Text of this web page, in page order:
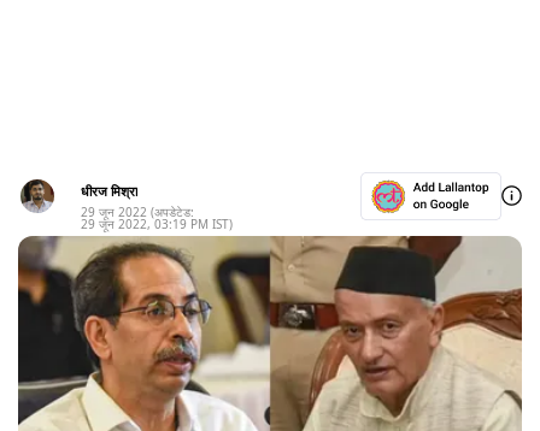
धीरज मिश्रा
29 जून 2022 (अपडेटेड:
29 जून 2022, 03:19 PM IST)